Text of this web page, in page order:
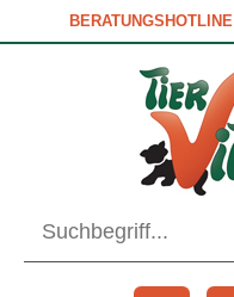
BERATUNGSHOTLINE